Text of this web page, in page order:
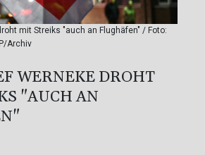
mit Streiks "auch an Flughäfen" / Foto:
Archiv
WERNEKE DROHT
"AUCH AN